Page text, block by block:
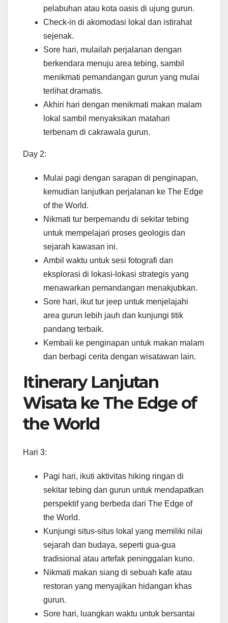
pelabuhan atau kota oasis di ujung gurun.
Check-in di akomodasi lokal dan istirahat
sejenak.
Sore hari, mulailah perjalanan dengan
berkendara menuju area tebing, sambil
menikmati pemandangan gurun yang mulai
terlihat dramatis.
Akhiri hari dengan menikmati makan malam
lokal sambil menyaksikan matahari
terbenam di cakrawala gurun.
Day 2:
Mulai pagi dengan sarapan di penginapan,
kemudian lanjutkan perjalanan ke The Edge
of the World.
Nikmati tur berpemandu di sekitar tebing
untuk mempelajari proses geologis dan
sejarah kawasan ini.
Ambil waktu untuk sesi fotografi dan
eksplorasi di lokasi-lokasi strategis yang
menawarkan pemandangan menakjubkan.
Sore hari, ikut tur jeep untuk menjelajahi
area gurun lebih jauh dan kunjungi titik
pandang terbaik.
Kembali ke penginapan untuk makan malam
dan berbagi cerita dengan wisatawan lain.
Itinerary Lanjutan
Wisata ke The Edge of
the World
Hari 3:
Pagi hari, ikuti aktivitas hiking ringan di
sekitar tebing dan gurun untuk mendapatkan
perspektif yang berbeda dari The Edge of
the World.
Kunjungi situs-situs lokal yang memiliki nilai
sejarah dan budaya, seperti gua-gua
tradisional atau artefak peninggalan kuno.
Nikmati makan siang di sebuah kafe atau
restoran yang menyajikan hidangan khas
gurun.
Sore hari, luangkan waktu untuk bersantai